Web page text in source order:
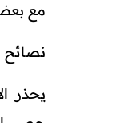
مع بعض
يحذر